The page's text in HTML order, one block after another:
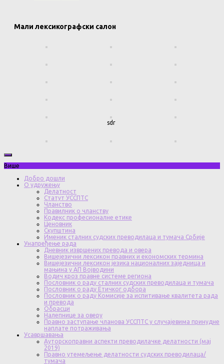
Мали лексикографски салон
sdr
Више
Добро дошли
О удружењу
Делатност
Статут УССПТС
Чланство
Правилник о чланству
Кодекс професионалне етике
Ценовник
Скупштина
Именик сталних судских преводилаца и тумача Србије
Унапређење рада
Дневник извршених превода и овера
Вишејезични лексикон правних и економских термина
Вишејезични лексикон језика националних заједница и
мањина у АП Војводини
Водич кроз правне системе региона
Пословник о раду сталних судских преводилаца и тумача
Пословник о раду Етичког одбора
Пословник о раду Комисије за испитивање квалитета рада
и превода
Обрасци
Налепнице за оверу
Правно заступање чланова УССПТС у случајевима принудне
наплате потраживања
Усавршавања
Ауторскоправни аспекти преводилачке делатности (мај
2019)
Правно утемељење делатности судских преводилаца/
тумача